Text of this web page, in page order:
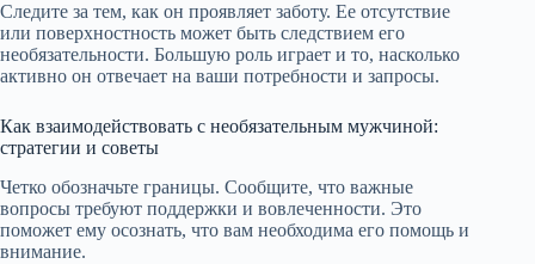
Следите за тем, как он проявляет заботу. Ее отсутствие
или поверхностность может быть следствием его
необязательности. Большую роль играет и то, насколько
активно он отвечает на ваши потребности и запросы.
Как взаимодействовать с необязательным мужчиной:
стратегии и советы
Четко обозначьте границы. Сообщите, что важные
вопросы требуют поддержки и вовлеченности. Это
поможет ему осознать, что вам необходима его помощь и
внимание.